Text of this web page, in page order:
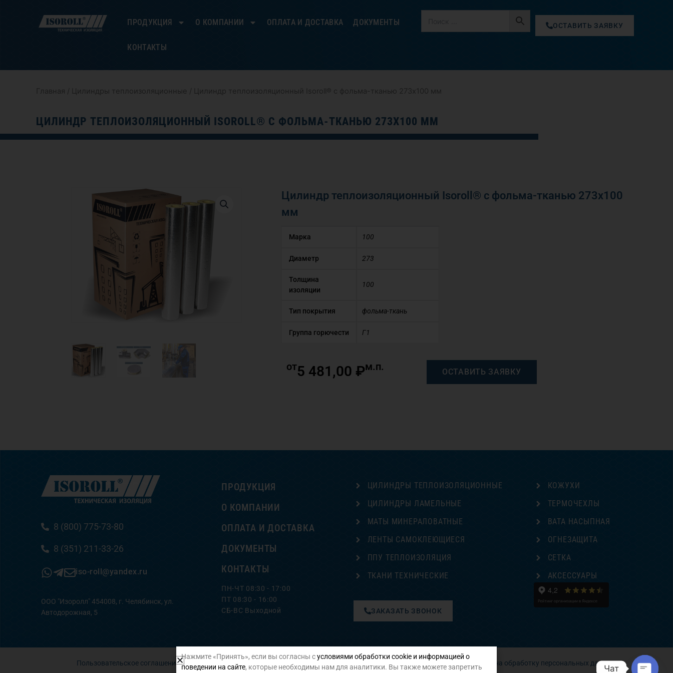
ПРОДУКЦИЯ О КОМПАНИИ ОПЛАТА И ДОСТАВКА ДОКУМЕНТЫ
КОНТАКТЫ
ОСТАВИТЬ ЗАЯВКУ
Главная / Цилиндры теплоизоляционные / Цилиндр теплоизоляционный Isoroll® с фольма-тканью 273х100 мм
ЦИЛИНДР ТЕПЛОИЗОЛЯЦИОННЫЙ ISOROLL® С ФОЛЬМА-ТКАНЬЮ 273Х100 ММ
Цилиндр теплоизоляционный Isoroll® с фольма-тканью 273х100
мм
Марка 100
Диаметр 273
Толщина
изоляции
100
Тип покрытия фольма-ткань
Группа горючести Г1
от5 481,00 ₽м.п. ОСТАВИТЬ ЗАЯВКУ
8 (800) 775-73-80
8 (351) 211-33-26
iso-roll@yandex.ru
ООО "Изоролл" 454008, г. Челябинск, ул.
Автодорожная, 5
ПРОДУКЦИЯ
О КОМПАНИИ
ОПЛАТА И ДОСТАВКА
ДОКУМЕНТЫ
КОНТАКТЫ
ПН-ЧТ 08:30 - 17:00
ПТ 08:30 - 16:00
СБ-ВС Выходной
ЦИЛИНДРЫ ТЕПЛОИЗОЛЯЦИОННЫЕ
ЦИЛИНДРЫ ЛАМЕЛЬНЫЕ
МАТЫ МИНЕРАЛОВАТНЫЕ
ЛЕНТЫ САМОКЛЕЮЩИЕСЯ
ППУ ТЕПЛОИЗОЛЯЦИЯ
ТКАНИ ТЕХНИЧЕСКИЕ
ЗАКАЗАТЬ ЗВОНОК
КОЖУХИ
ТЕРМОЧЕХЛЫ
ВАТА НАСЫПНАЯ
ОГНЕЗАЩИТА
СЕТКА
АКСЕССУАРЫ
Пользовательское соглашение Политика конфиденциальности Согласие на обработку персональных данных
Нажмите «Принять», если вы согласны сусловиями обработки cookie и информацией о
поведении на сайте, которые необходимы нам для аналитики. Вы также можете запретить Чат